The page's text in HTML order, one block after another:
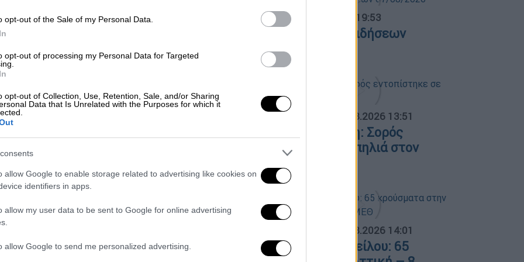
opt-out of the Sale of my Personal Data.
opt-out of processing my Personal Data for Targeted
opt-out of Collection, Use, Retention, Sale, and/or Sharing
Data that Is Unrelated with the Purposes for which it
allow Google to enable storage related to advertising like cookies on
identifiers in apps.
allow my user data to be sent to Google for online advertising
allow Google to send me personalized advertising.
Κόσμος|02.07.2026 15:15
δικαστήρια: Παραμένει το
Πρόκειται για το μεγαλύτερο
Οικονομία 23.06.2026 12:24
Ελλάδα βάζει η Google - Τι αλλάζει
Κεντρικό... 07.08.2026 19:53
Κεντρικό δελτίο ειδήσεων
07/08/2026
08.08.2026 13:51
Τελευταία εξέλιξη: Σορός
εντοπίστηκε σε σπηλιά στον
08.08.2026 14:01
Ιός του Δυτικού Νείλου: 65